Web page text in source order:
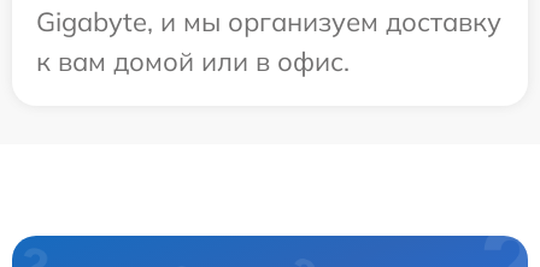
Gigabyte, и мы организуем доставку
к вам домой или в офис.